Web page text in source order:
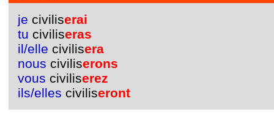
je civiliserai
tu civiliseras
il/elle civilisera
nous civiliserons
vous civiliserez
ils/elles civiliseront